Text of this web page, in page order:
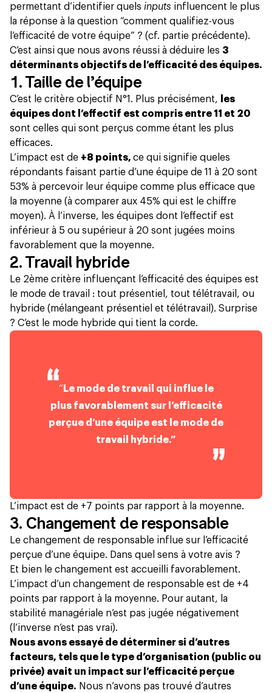
permettant d’identifier quels inputs influencent le plus
la réponse à la question “comment qualifiez-vous
l’efficacité de votre équipe” ? (cf. partie précédente).
C’est ainsi que nous avons réussi à déduire les 3
déterminants objectifs de l’efficacité des équipes.
1. Taille de l’équipe
C’est le critère objectif N°1. Plus précisément,
les
équipes dont l’effectif est compris entre 11 et 20
sont celles qui sont perçus comme étant les plus
efficaces.
L’impact est de +8 points, ce qui signifie que les
répondants faisant partie d’une équipe de 11 à 20 sont
53% à percevoir leur équipe comme plus efficace que
la moyenne (à comparer aux 45% qui est le chiffre
moyen). À l’inverse, les équipes dont l’effectif est
inférieur à 5 ou supérieur à 20 sont jugées moins
favorablement que la moyenne.
2. Travail hybride
Le 2ème critère influençant l’efficacité des équipes est
le mode de travail : tout présentiel, tout télétravail, ou
hybride (mélangeant présentiel et télétravail). Surprise
? C’est le mode hybride qui tient la corde.
“ Le mode de travail qui influe le
plus favorablement sur l’efficacité
perçue d’une équipe est le mode de
travail hybride.”
L’impact est de +7 points par rapport à la moyenne.
3. Changement de responsable
Le changement de responsable influe sur l’efficacité
perçue d’une équipe. Dans quel sens à votre avis ?
Et bien le changement est accueilli favorablement.
L’impact d’un changement de responsable est de +4
points par rapport à la moyenne. Pour autant, la
stabilité managériale n’est pas jugée négativement
(l’inverse n’est pas vrai).
Nous avons essayé de déterminer si d’autres
facteurs, tels que le type d’organisation (public ou
privée) avait un impact sur l’efficacité perçue
d’une équipe. Nous n’avons pas trouvé d’autres